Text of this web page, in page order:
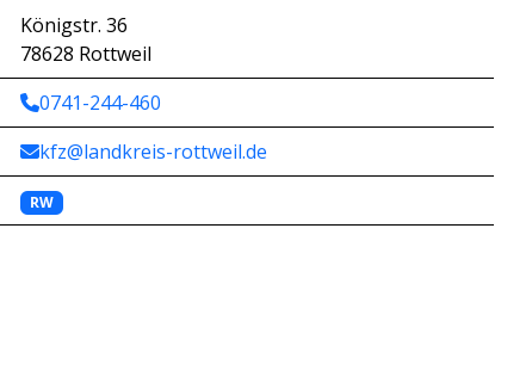
Königstr. 36
78628 Rottweil
0741-244-460
kfz@landkreis-rottweil.de
RW